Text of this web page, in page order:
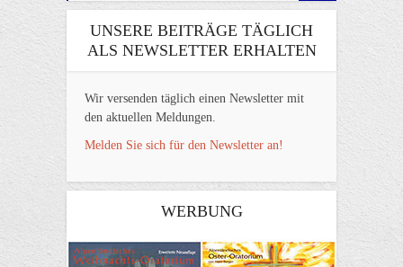
UNSERE BEITRÄGE TÄGLICH
ALS NEWSLETTER ERHALTEN
Wir versenden täglich einen Newsletter mit
den aktuellen Meldungen.
Melden Sie sich für den Newsletter an!
WERBUNG